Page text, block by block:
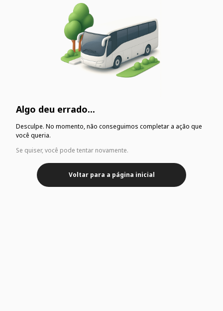
Algo deu errado...
Desculpe. No momento, não conseguimos completar a ação que
você queria.
Se quiser, você pode tentar novamente.
Voltar para a página inicial